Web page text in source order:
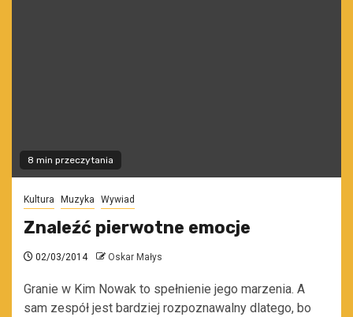
8 min przeczytania
Kultura Muzyka Wywiad
Znaleźć pierwotne emocje
02/03/2014 Oskar Małys
Granie w Kim Nowak to spełnienie jego marzenia. A
sam zespół jest bardziej rozpoznawalny dlatego, bo